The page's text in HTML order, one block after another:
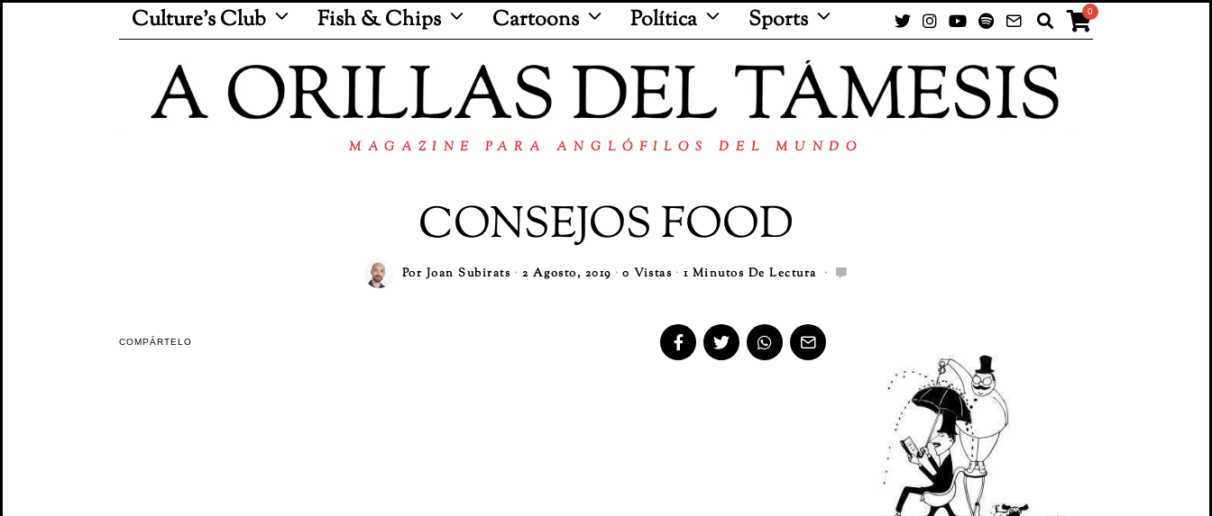
Culture’s Club Fish & Chips Cartoons Política Sports 0
MAGAZINE PARA ANGLÓFILOS DEL MUNDO
CONSEJOS FOOD
PorJoan Subirats 2 Agosto, 2019 0 Vistas 1 Minutos De Lectura
COMPÁRTELO